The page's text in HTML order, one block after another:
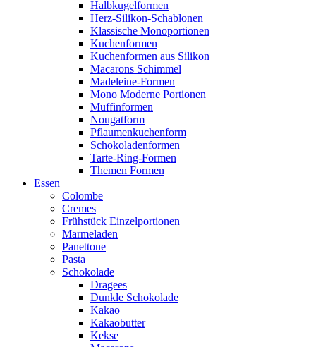
Halbkugelformen
Herz-Silikon-Schablonen
Klassische Monoportionen
Kuchenformen
Kuchenformen aus Silikon
Macarons Schimmel
Madeleine-Formen
Mono Moderne Portionen
Muffinformen
Nougatform
Pflaumenkuchenform
Schokoladenformen
Tarte-Ring-Formen
Themen Formen
Essen
Colombe
Cremes
Frühstück Einzelportionen
Marmeladen
Panettone
Pasta
Schokolade
Dragees
Dunkle Schokolade
Kakao
Kakaobutter
Kekse